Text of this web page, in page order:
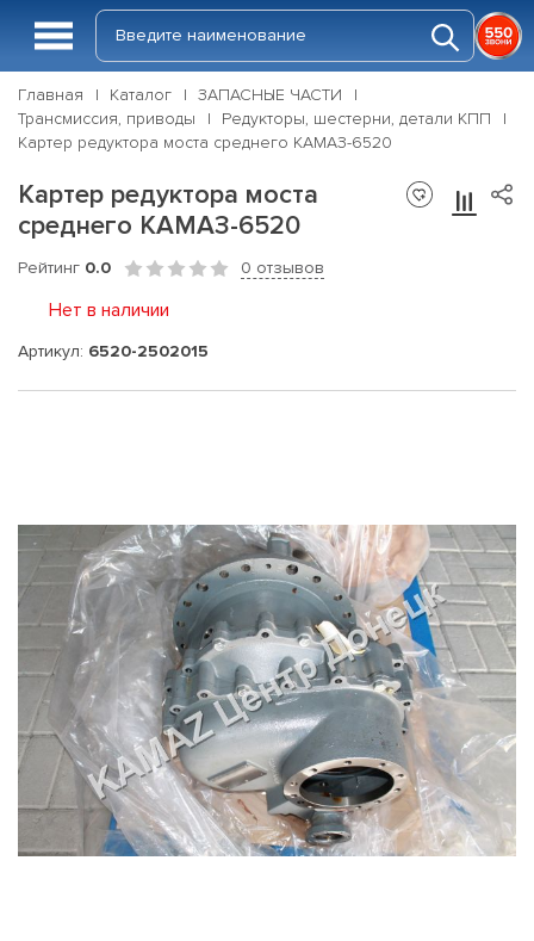
Главная Каталог
ЗАПАСНЫЕ ЧАСТИ
Трансмиссия, приводы
Редукторы, шестерни, детали КПП
Картер редуктора моста среднего КАМАЗ-6520
Картер редуктора моста
среднего КАМАЗ-6520
Рейтинг 0.0 0 отзывов
Нет в наличии
Артикул: 6520-2502015